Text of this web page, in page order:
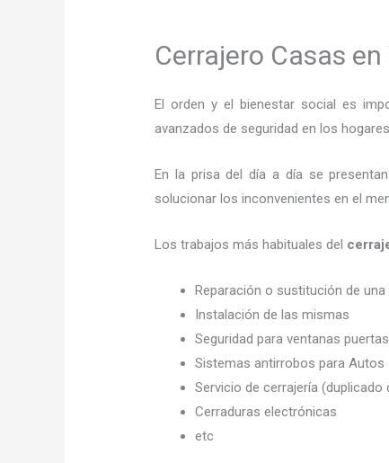
Cerrajero Casas
El orden y el bienestar social es
avanzados de seguridad en los
En la prisa del día a día se
solucionar los inconvenientes en el
Los trabajos más habituales del
Reparación o sustitución de una
Instalación de las mismas
Seguridad para ventanas
Sistemas antirrobos para Autos
Servicio de cerrajería (duplicado
Cerraduras electrónicas
etc